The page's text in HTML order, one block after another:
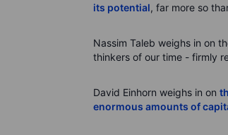
its potential, far more so
Nassim Taleb weighs in on
thinkers of our time - firmly
David Einhorn weighs in on
enormous amounts of